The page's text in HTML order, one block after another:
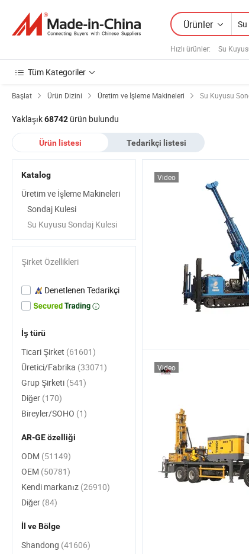
Ürünler
Hızlı ürünler: Su
Tüm Kategoriler
Başlat Ürün Dizini Üretim ve İşleme Makineleri Su Kuyusu
Yaklaşık68742 ürün bulundu
Ürün listesi Tedarikçi listesi
Video
Video
Katalog
Üretim ve İşleme Makineleri
Sondaj Kulesi
Su Kuyusu Sondaj Kulesi
Şirket Özellikleri
Denetlenen Tedarikçi
İş türü
Ticari Şirket (61601)
Üretici/Fabrika (33071)
Grup Şirketi (541)
Diğer (170)
Bireyler/SOHO (1)
AR-GE özelliği
ODM (51149)
OEM (50781)
Kendi markanız (26910)
Diğer (84)
İl ve Bölge
Shandong (41606)